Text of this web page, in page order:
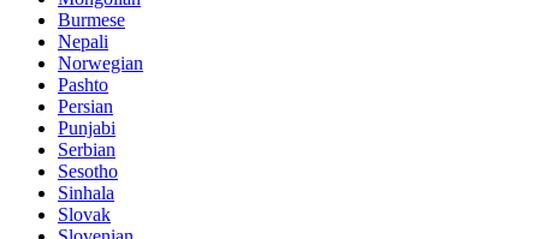
Burmese
Nepali
Norwegian
Pashto
Persian
Punjabi
Serbian
Sesotho
Sinhala
Slovak